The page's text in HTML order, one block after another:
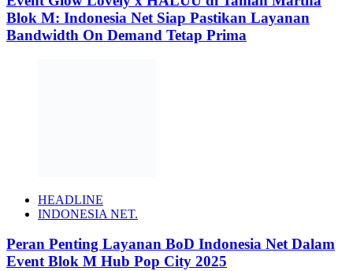
Blok M: Indonesia Net Siap Pastikan Layanan
Bandwidth On Demand Tetap Prima
HEADLINE
INDONESIA NET.
Peran Penting Layanan BoD Indonesia Net Dalam
Event Blok M Hub Pop City 2025